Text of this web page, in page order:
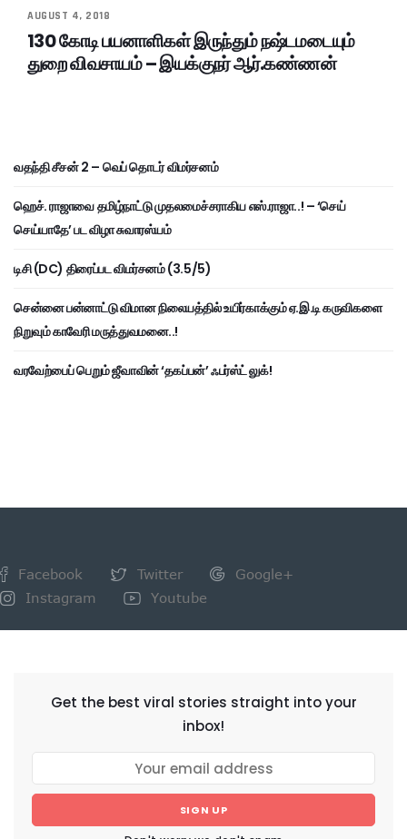
AUGUST 4, 2018
130 கோடி பயனாளிகள் இருந்தும் நஷ்டமடையும்
துறை விவசாயம் – இயக்குநர் ஆர்.கண்ணன்
வதந்தி சீசன் 2 – வெப் தொடர் விமர்சனம்
ஹெச். ராஜாவை தமிழ்நாட்டு முதலமைச்சராகிய எஸ்.ராஜா..! – ‘செய்
செய்யாதே’ பட விழா சுவாரஸ்யம்
டிசி (DC) திரைப்பட விமர்சனம் (3.5/5)
சென்னை பன்னாட்டு விமான நிலையத்தில் உயிர்காக்கும் ஏ.இ.டி கருவிகளை
நிறுவும் காவேரி மருத்துவமனை..!
வரவேற்பைப் பெறும் ஜீவாவின் ‘தகப்பன்’ ஃபர்ஸ்ட் லுக்!
Facebook Twitter
Google+
Instagram
Youtube
Get the best viral stories straight into your
inbox!
SIGN UP